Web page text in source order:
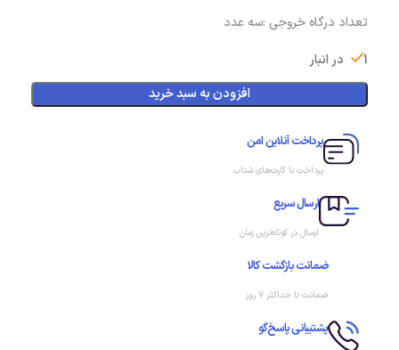
تعداد درگاه خروجی :سه عدد
1 در انبار
افزودن به سبد خرید
پرداخت آنلاین امن
پرداخت با کارت‌های شتاب
ارسال سریع
ارسال در کوتاه‌ترین زمان
ضمانت بازگشت کالا
ضمانت تا حداکثر ۷ روز
پشتیبانی پاسخ‌گو